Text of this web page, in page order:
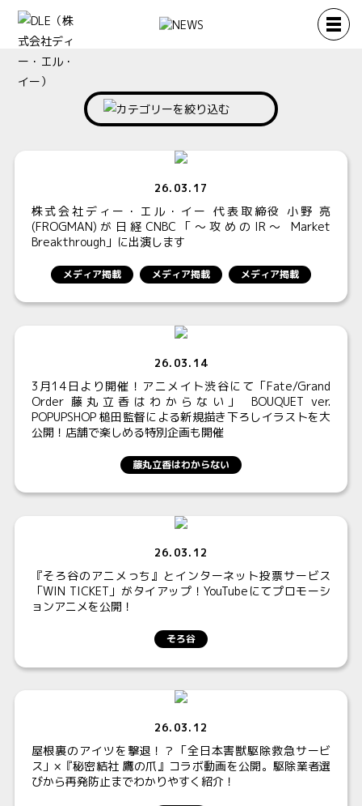
26.03.17
株式会社ディー・エル・イー 代表取締役 小野 亮
(FROGMAN)が日経CNBC「～攻めのIR～ Market
Breakthrough」に出演します
メディア掲載 メディア掲載 メディア掲載
26.03.14
3月14日より開催！アニメイト渋谷にて「Fate/Grand
Order 藤丸立香はわからない」 BOUQUET ver.
POPUPSHOP 槌田監督による新規描き下ろしイラストを大
公開！店舗で楽しめる特別企画も開催
藤丸立香はわからない
26.03.12
『そろ谷のアニメっち』とインターネット投票サービス
「WIN TICKET」がタイアップ！YouTubeにてプロモーシ
ョンアニメを公開！
そろ谷
26.03.12
屋根裏のアイツを撃退！？「全日本害獣駆除救急サービ
ス」×『秘密結社 鷹の爪』コラボ動画を公開。駆除業者選
びから再発防止までわかりやすく紹介！